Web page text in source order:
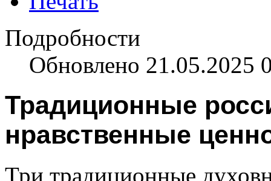
Подробности
Обновлено 21.05.2025
Традиционные
нравственные
Три традиционные